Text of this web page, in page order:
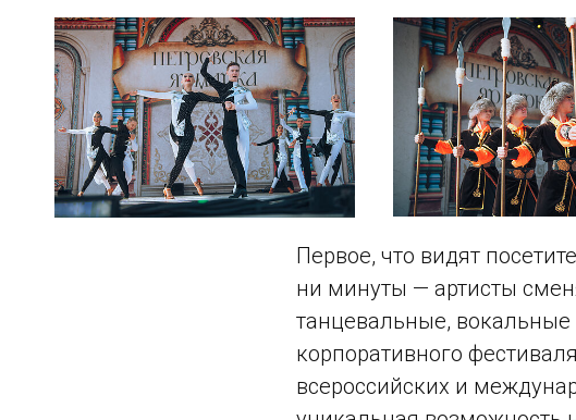
Первое, что видят
ни минуты — артисты
танцевальные,
корпоративного
всероссийских и